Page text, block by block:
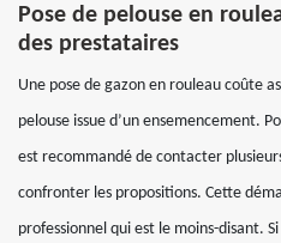
Pose de pelouse en
des prestataires
Une pose de gazon en rouleau coûte
pelouse issue d’un ensemencement.
est recommandé de contacter
confronter les propositions. Cette
professionnel qui est le moins-disant.